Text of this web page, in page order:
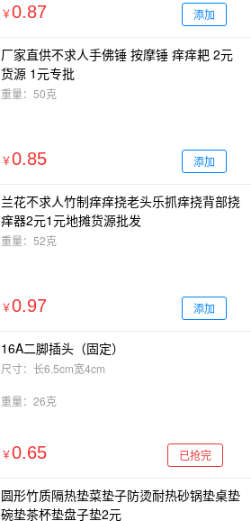
￥0.87 添加
厂家直供不求人手佛锤 按摩锤 痒痒耙 2元
货源 1元专批
重量：50克
￥0.85 添加
兰花不求人竹制痒痒挠老头乐抓痒挠背部挠
痒器2元1元地摊货源批发
重量：52克
￥0.97 添加
16A二脚插头（固定）
尺寸：长6.5cm宽4cm
重量：26克
￥0.65 已抢完
圆形竹质隔热垫菜垫子防烫耐热砂锅垫桌垫
碗垫茶杯垫盘子垫2元